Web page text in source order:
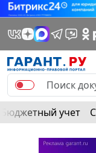
Бюджетный учет